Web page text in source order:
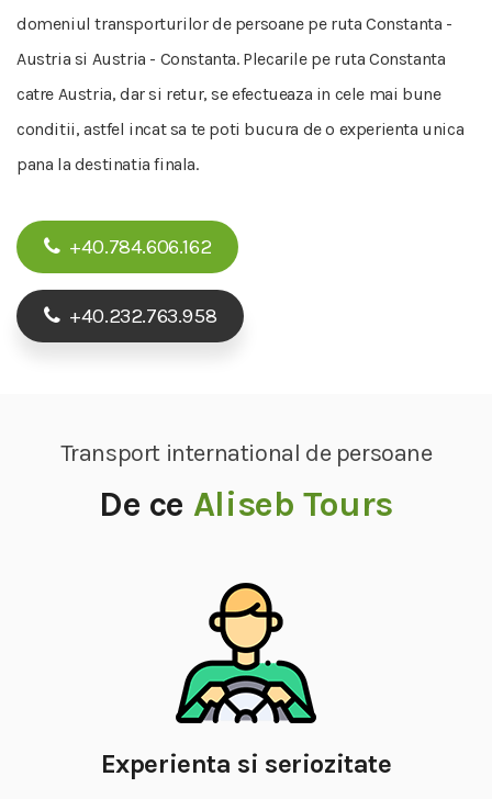
domeniul transporturilor de persoane pe ruta Constanta -
Austria si Austria - Constanta. Plecarile pe ruta Constanta
catre Austria, dar si retur, se efectueaza in cele mai bune
conditii, astfel incat sa te poti bucura de o experienta unica
pana la destinatia finala.
+40.784.606.162
+40.232.763.958
Transport international de persoane
De ce Aliseb Tours
Experienta si seriozitate